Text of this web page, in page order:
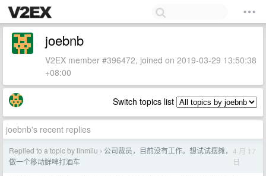
joebnb
V2EX member #396472, joined on 2019-03-29 13:50:38
+08:00
Switch topics list
joebnb's recent replies
Replied to a topic by linmilu › 公司裁员，目前没有工作。想试试摆摊，
做一个移动鲜啤打酒车
4 月 17
日